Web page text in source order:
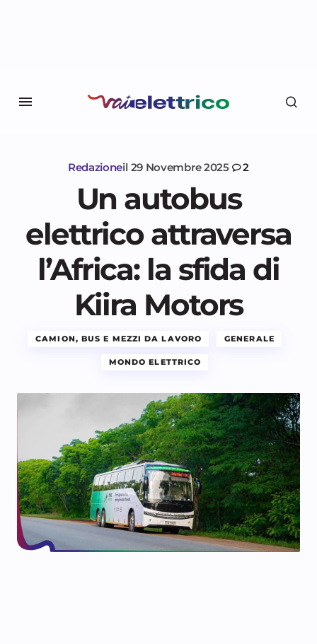
Redazioneil 29 Novembre 2025 2
Un autobus
elettrico attraversa
l’Africa: la sfida di
Kiira Motors
CAMION, BUS E MEZZI DA LAVORO GENERALE
MONDO ELETTRICO